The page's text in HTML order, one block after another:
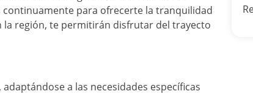
para ofrecerte la tranquilidad
la región, te permitirán disfrutar del trayecto
a las necesidades específicas